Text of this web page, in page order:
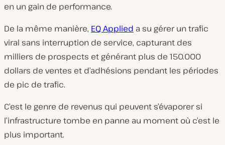
en un gain de performance.
De la même manière, EQ Applied a su gérer un trafic
viral sans interruption de service, capturant des
milliers de prospects et générant plus de 150.000
dollars de ventes et d’adhésions pendant les périodes
de pic de trafic.
C’est le genre de revenus qui peuvent s’évaporer si
l’infrastructure tombe en panne au moment où c’est le
plus important.